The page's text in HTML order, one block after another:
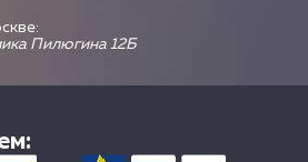
Пилюгина 12Б